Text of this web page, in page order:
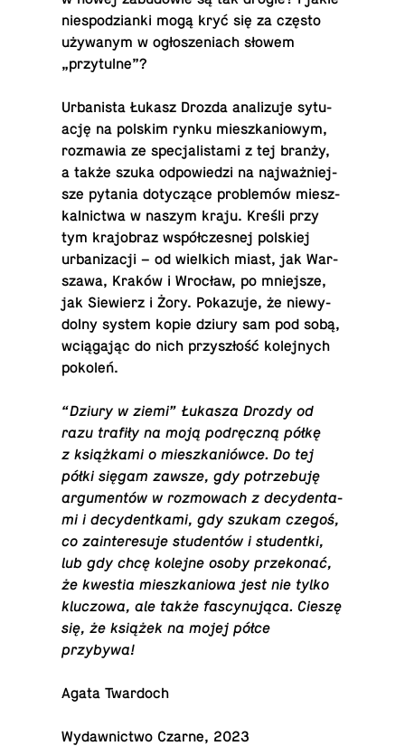
nie­spo­dzian­ki mogą kryć się za często
uży­wa­nym w ogło­sze­niach słowem
„przytulne”?
Urba­ni­sta Łukasz Drozda ana­li­zu­je sy­tu­
ację na polskim rynku miesz­ka­nio­wym,
roz­ma­wia ze spe­cja­li­sta­mi z tej branży,
a także szuka od­po­wie­dzi na naj­waż­niej­
sze pytania do­ty­czą­ce pro­ble­mów miesz­
kal­nic­twa w naszym kraju. Kreśli przy
tym kra­jo­braz współ­cze­snej pol­skiej
urba­ni­za­cji – od wiel­kich miast, jak War­
sza­wa, Kraków i Wrocław, po mniej­sze,
jak Sie­wierz i Żory. Po­ka­zu­je, że nie­wy­
dol­ny system kopie dziury sam pod sobą,
wcią­ga­jąc do nich przy­szłość ko­lej­nych
pokoleń.
“Dziury w ziemi” Łukasza Drozdy od
razu trafiły na moją pod­ręcz­ną półkę
z książ­ka­mi o miesz­ka­niów­ce. Do tej
półki sięgam zawsze, gdy po­trze­bu­ję
ar­gu­men­tów w roz­mo­wach z de­cy­den­ta­
mi i de­cy­dent­ka­mi, gdy szukam czegoś,
co za­in­te­re­su­je stu­den­tów i stu­dent­ki,
lub gdy chcę kolejne osoby prze­ko­nać,
że kwestia miesz­ka­nio­wa jest nie tylko
klu­czo­wa, ale także fa­scy­nu­ją­ca. Cieszę
się, że książek na mojej półce
przybywa!
Agata Twardoch
Wy­daw­nic­two Czarne, 2023